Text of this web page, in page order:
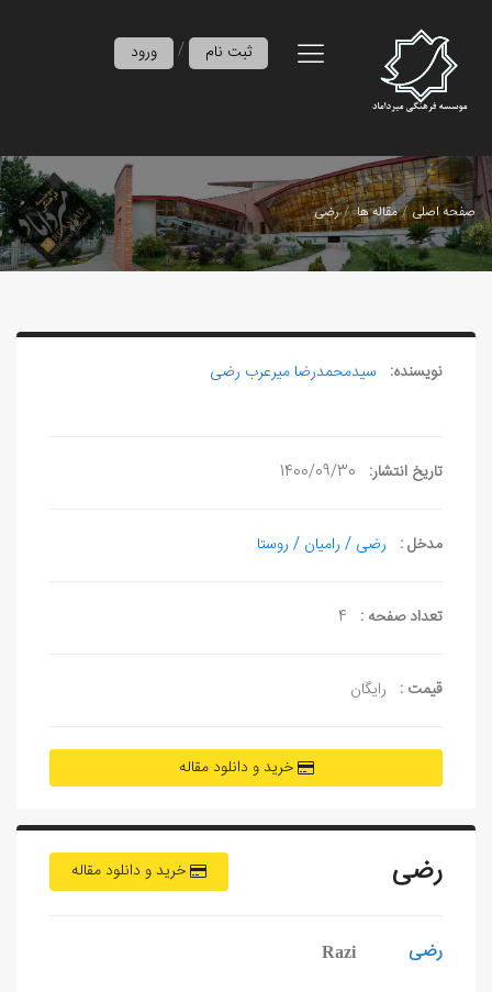
ورود / ثبت نام
صفحه اصلی مقاله ها رضی
نویسنده: سیدمحمدرضا میرعرب‌ رضی
تاریخ انتشار: 1400/09/30
مدخل : رضی / رامیان / روستا
تعداد صفحه : 4
قیمت : رایگان
خرید و دانلود مقاله
خرید و دانلود مقاله رضی
رضی Razi